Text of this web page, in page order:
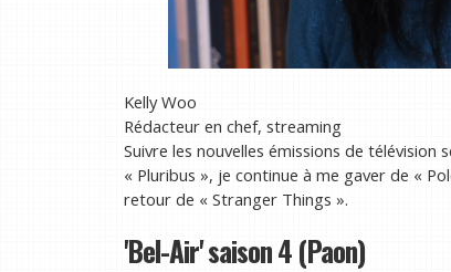
Kelly Woo
Rédacteur en chef, streaming
Suivre les nouvelles émissions de
« Pluribus », je continue à me gaver de «
retour de « Stranger Things ».
'Bel-Air' saison 4 (Paon)